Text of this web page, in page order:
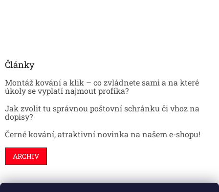
Články
Montáž kování a klik – co zvládnete sami a na které
úkoly se vyplatí najmout profíka?
Jak zvolit tu správnou poštovní schránku či vhoz na
dopisy?
Černé kování, atraktivní novinka na našem e-shopu!
ARCHIV